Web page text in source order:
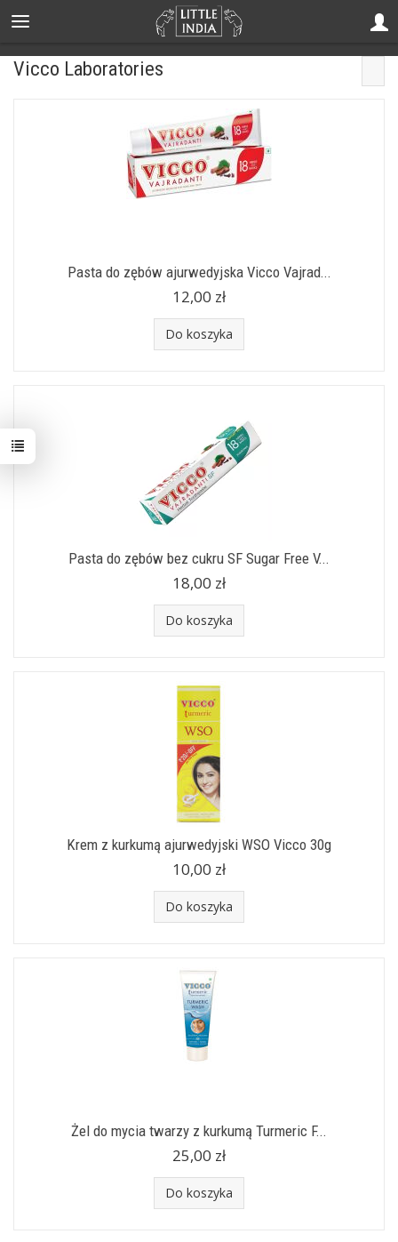
Vicco Laboratories
Pasta do zębów ajurwedyjska Vicco Vajrad...
12,00 zł
Do koszyka
Pasta do zębów bez cukru SF Sugar Free V...
18,00 zł
Do koszyka
Krem z kurkumą ajurwedyjski WSO Vicco 30g
10,00 zł
Do koszyka
Żel do mycia twarzy z kurkumą Turmeric F...
25,00 zł
Do koszyka